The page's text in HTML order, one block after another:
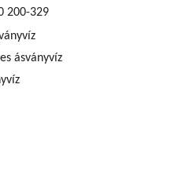
200-329
ásványvíz